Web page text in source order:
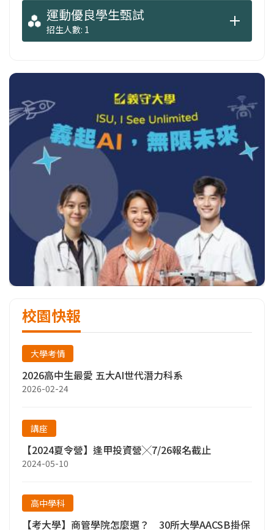
運動優良學生甄試
招生人數: 1
校園快報
大學考情
2026高中生最愛 五大AI世代潛力科系
2026-02-24
講座
【2024夏令營】逢甲投資營╳7/26報名截止
2024-05-10
高中學科
【考大學】商管學院怎麼選？ 30所大學AACSB掛保